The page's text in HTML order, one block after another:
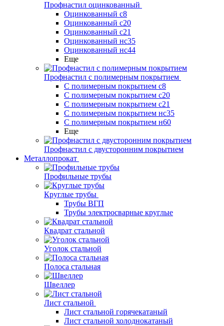
Профнастил оцинкованный
Оцинкованный с8
Оцинкованный с20
Оцинкованный с21
Оцинкованный нс35
Оцинкованный нс44
Еще
Профнастил с полимерным покрытием
С полимерным покрытием с8
С полимерным покрытием с20
С полимерным покрытием с21
С полимерным покрытием нс35
С полимерным покрытием н60
Еще
Профнастил с двусторонним покрытием
Металлопрокат
Профильные трубы
Круглые трубы
Трубы ВГП
Трубы электросварные круглые
Квадрат стальной
Уголок стальной
Полоса стальная
Швеллер
Лист стальной
Лист стальной горячекатаный
Лист стальной холоднокатаный